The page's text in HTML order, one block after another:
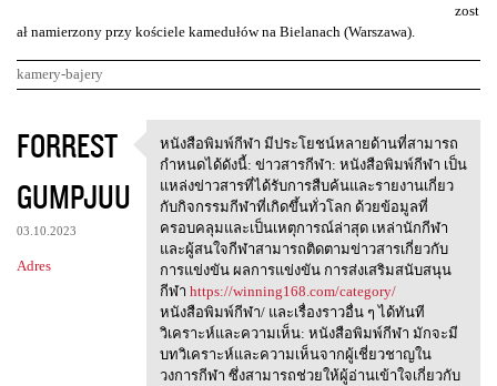
zost
ał namierzony przy kościele kamedułów na Bielanach (Warszawa).
kamery-bajery
K
o
m
e
n
FORREST
GUMPJUU
03.10.2023
Adres
หนังสือพิมพ์กีฬา
หนังสือพิมพ์กีฬา มีประโยชน์หลายด้านที่สามารถ
กำหนดได้ดังนี้: ข่าวสารกีฬา: หนังสือพิมพ์กีฬา เป็น
แหล่งข่าวสารที่ได้รับการสืบค้นและรายงานเกี่ยว
กับกิจกรรมกีฬาที่เกิดขึ้นทั่วโลก ด้วยข้อมูลที่
ครอบคลุมและเป็นเหตุการณ์ล่าสุด เหล่านักกีฬา
และผู้สนใจกีฬาสามารถติดตามข่าวสารเกี่ยวกับ
การแข่งขัน ผลการแข่งขัน การส่งเสริมสนับสนุน
กีฬา https://winning168.com/category/
หนังสือพิมพ์กีฬา/ และเรื่องราวอื่น ๆ ได้ทันที
วิเคราะห์และความเห็น: หนังสือพิมพ์กีฬา มักจะมี
บทวิเคราะห์และความเห็นจากผู้เชี่ยวชาญใน
วงการกีฬา ซึ่งสามารถช่วยให้ผู้อ่านเข้าใจเกี่ยวกับ